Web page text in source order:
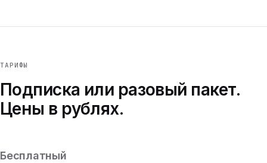
ТАРИФЫ
Подписка или разовый пакет.
Цены в рублях.
Бесплатный